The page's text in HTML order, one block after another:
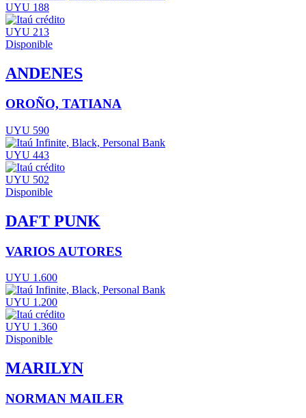
UYU 188
UYU 213
Disponible
ANDENES
OROÑO, TATIANA
UYU 590
UYU 443
UYU 502
Disponible
DAFT PUNK
VARIOS AUTORES
UYU 1.600
UYU 1.200
UYU 1.360
Disponible
MARILYN
NORMAN MAILER